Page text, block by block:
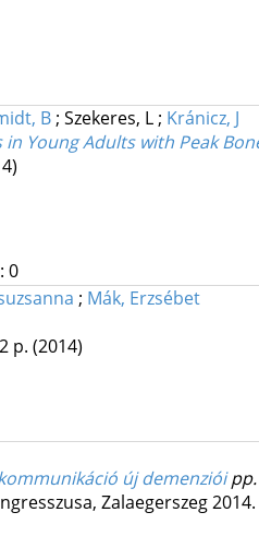
B; Szekeres, L; Kránicz, J
Young Adults with Peak
0
; Mák, Erzsébet
p. (2014)
új demenziói
Zalaegerszeg